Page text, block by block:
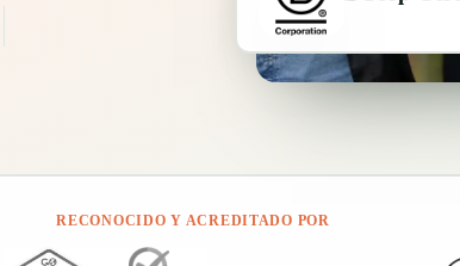
RECONOCIDO Y ACREDITADO POR